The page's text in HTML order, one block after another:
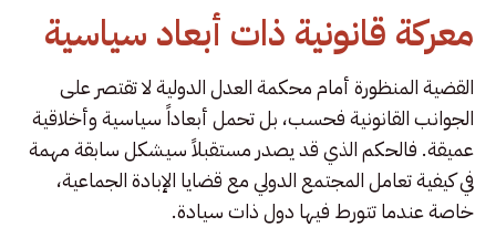
معركة قانونية ذات أبعاد سياسية
القضية المنظورة أمام محكمة العدل الدولية لا تقتصر على
الجوانب القانونية فحسب، بل تحمل أبعاداً سياسية وأخلاقية
عميقة. فالحكم الذي قد يصدر مستقبلاً سيشكل سابقة مهمة
في كيفية تعامل المجتمع الدولي مع قضايا الإبادة الجماعية،
خاصة عندما تتورط فيها دول ذات سيادة.